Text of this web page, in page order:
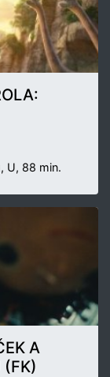
U, 88 min.
A
(FK)